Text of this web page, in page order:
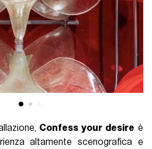
Confess your desire è
altamente scenografica e